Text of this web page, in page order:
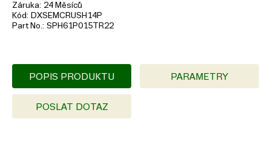
Záruka 24 Měsíců
Kód
DXSEMCRUSH14P
Part No. SPH61P015TR22
POPIS PRODUKTU PARAMETRY
POSLAT DOTAZ